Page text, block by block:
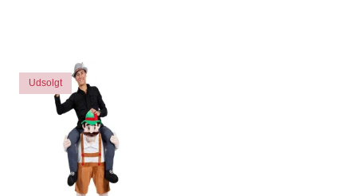
Udsolgt